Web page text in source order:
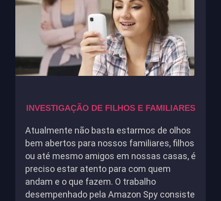
INVESTIGAÇÃO DE FILHOS E FAMILIARES
Atualmente não basta estarmos de olhos
bem abertos para nossos familiares, filhos
ou até mesmo amigos em nossas casas, é
preciso estar atento para com quem
andam e o que fazem. O trabalho
desempenhado pela Amazon Spy consiste